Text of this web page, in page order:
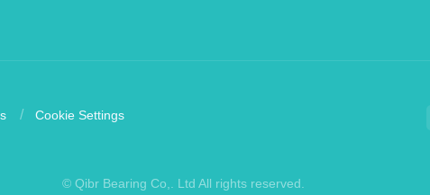
Cookie Settings
© Qibr Bearing Co,. Ltd All rights reserved.